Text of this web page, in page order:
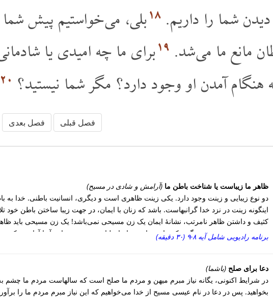
شما را داریم. ۱۸ بلی، می خواستیم پیش
مانع ما می شد. ۱۹ برای ما چه امیدی یا
هنگام آمدن او وجود دارد؟ مگر شما نیستید؟ ۲۰
فصل قبلی فصل بعدی
ظاهر ما زیباست یا شناخت باطن ما (آرامش و شادی در مسیح)
دو نوع زیبایی و زینت وجود دارد. یکی زینت ظاهری است و دیگری، انسانیت باطنی. خدا به
اینگونه زینت در نزد خدا گرانبهاست. باشد که زنان با ایمان، در جهت زیبا ساختن باطن
کثیف و داشتن ظاهر نامرتب، نشانۀ ایمان یک زن مسیحی نمی‌باشد! یک زن مسیحی باید
مسیحی هم عصر خود می‌‌گوید که مانند زنان بی ایمان لباس نپوشند و مانند آنها آرایش
برنامه رادیویی شامل آیه ۸-۹ (۳۰ دقیقه)
دعا برای صلح (باشما)
در شرایط اکنونی، یگانه نیاز مبرم میهن و مردم ما صلح است که سالهاست مردم ما چشم
بخواهید. پس در دعا در نام عیسی مسیح از خدا می‌‌‌خواهیم که این نیاز مبرم مردم ما را